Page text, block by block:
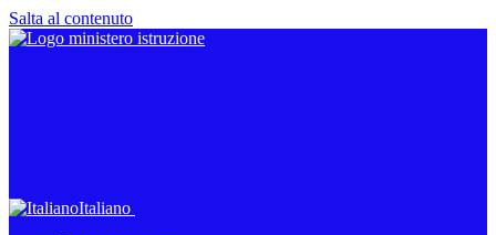
Salta al contenuto
Italiano